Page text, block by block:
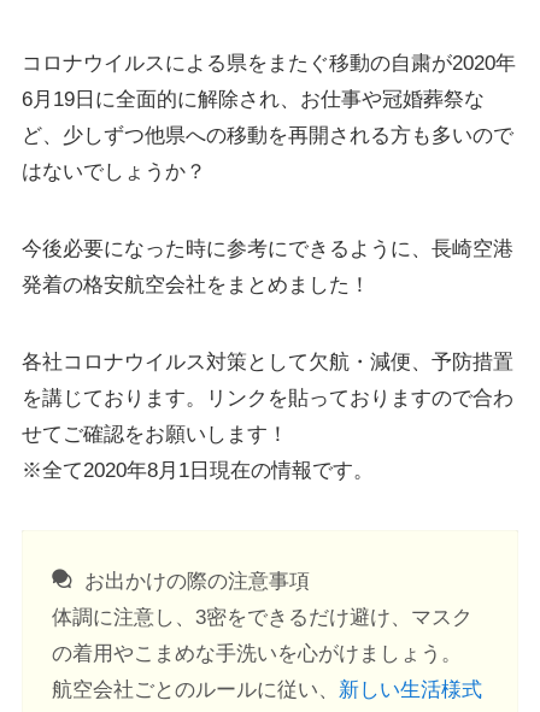
コロナウイルスによる県をまたぐ移動の自粛が2020年
6月19日に全面的に解除され、お仕事や冠婚葬祭な
ど、少しずつ他県への移動を再開される方も多いので
はないでしょうか？
今後必要になった時に参考にできるように、長崎空港
発着の格安航空会社をまとめました！
各社コロナウイルス対策として欠航・減便、予防措置
を講じております。リンクを貼っておりますので合わ
せてご確認をお願いします！
※全て2020年8月1日現在の情報です。
お出かけの際の注意事項
体調に注意し、3密をできるだけ避け、マスク
の着用やこまめな手洗いを心がけましょう。
航空会社ごとのルールに従い、 新しい生活様式